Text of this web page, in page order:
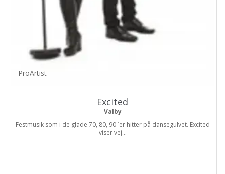
ProArtist
Excited
Valby
Festmusik som i de glade 70, 80, 90 ´er hitter på dansegulvet. Excited
viser vej...